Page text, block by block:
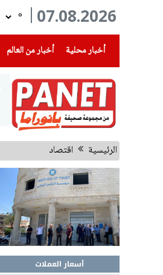
07.08.2026
°
أخبار محلية
(current) أخبار من العالم
الرئيسية اقتصاد
أسعار العملات